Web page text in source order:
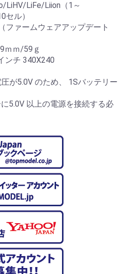
LiHV/LiFe/Liion（1～
セル）
ファームウェアアップデート
ｍｍ/59ｇ
ンチ 340X240
が5.0V のため、 1Sバッテリー
5.0V 以上の電源を接続する必